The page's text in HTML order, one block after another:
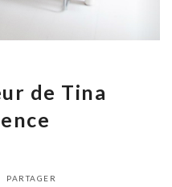
de Tina
PARTAGER